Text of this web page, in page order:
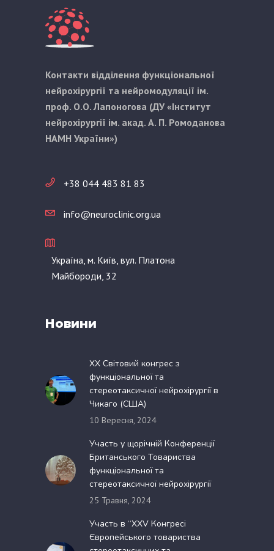
Контакти відділення функціональної
нейрохірургії та нейромодуляції ім.
проф. О.О. Лапоногова (ДУ «Інститут
нейрохірургії ім. акад. А. П. Ромоданова
НАМН України»)
+38 044 483 81 83
info@neuroclinic.org.ua
Україна, м. Київ, вул. Платона
Майбороди, 32
Новини
XX Світовий конгрес з
функціональної та
стереотаксичної нейрохірургії в
Чикаго (США)
10 Вересня, 2024
Участь у щорічній Конференції
Британського Товариства
функціональної та
стереотаксичної нейрохірургії
25 Травня, 2024
Участь в “XXV Конгресі
Європейського товариства